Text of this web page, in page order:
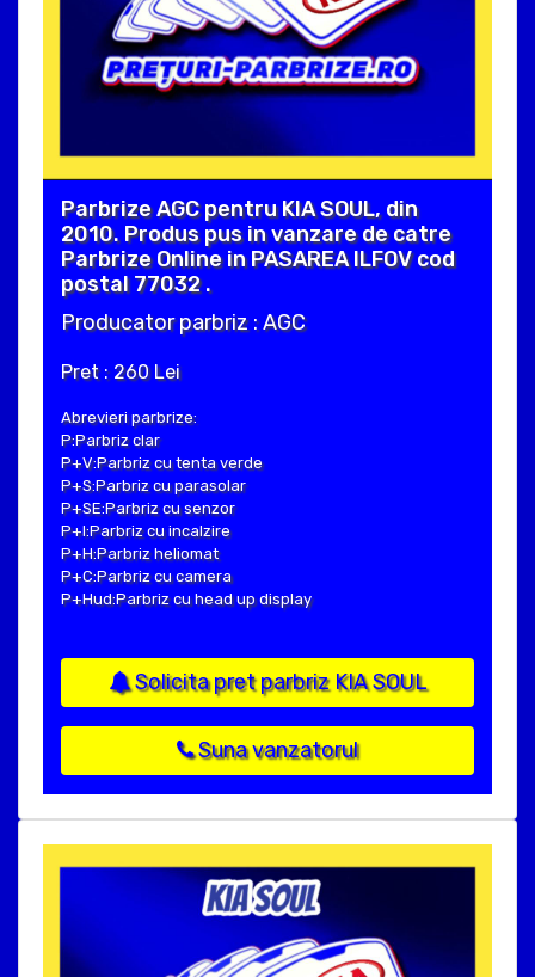
Parbrize AGC pentru KIA SOUL, din
2010. Produs pus in vanzare de catre
Parbrize Online in PASAREA ILFOV cod
postal 77032 .
Producator parbriz : AGC
Pret : 260 Lei
Abrevieri parbrize:
P:Parbriz clar
P+V:Parbriz cu tenta verde
P+S:Parbriz cu parasolar
P+SE:Parbriz cu senzor
P+I:Parbriz cu incalzire
P+H:Parbriz heliomat
P+C:Parbriz cu camera
P+Hud:Parbriz cu head up display
Solicita pret parbriz KIA SOUL
Suna vanzatorul